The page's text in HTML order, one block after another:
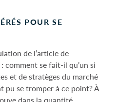
POUR SE
de l’article de
comment se fait-il qu’un si
et de stratèges du marché
pu se tromper à ce point? À